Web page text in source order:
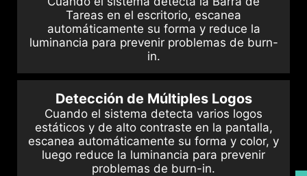
Tareas en el escritorio, escanea
automáticamente su forma y reduce la
luminancia para prevenir problemas de burn-
in.
Detección de Múltiples Logos
Cuando el sistema detecta varios logos
estáticos y de alto contraste en la pantalla,
escanea automáticamente su forma y color, y
luego reduce la luminancia para prevenir
problemas de burn-in.